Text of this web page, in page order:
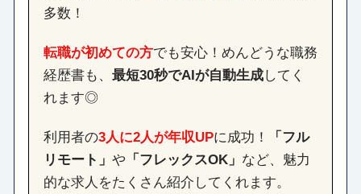
多数！
転職が初めての方でも安心！めんどうな職務
経歴書も、 最短30秒でAIが自動生成してく
れます◎
利用者の3人に2人が年収UPに成功！
「フル
リモート」 や「フレックスOK」 など、魅力
的な求人をたくさん紹介してくれます。